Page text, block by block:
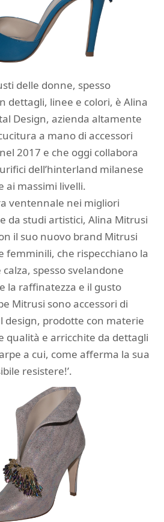
delle donne, spesso
dettagli, linee e colori, è Alina
Design, azienda altamente
a mano di accessori
2017 e che oggi collabora
dell’hinterland milanese
ai massimi livelli.
ventennale nei migliori
da studi artistici, Alina Mitrusi
il suo nuovo brand Mitrusi
femminili, che rispecchiano la
spesso svelandone
la raffinatezza e il gusto
Mitrusi sono accessori di
design, prodotte con materie
qualità e arricchite da dettagli
a cui, come afferma la sua
resistere!’.